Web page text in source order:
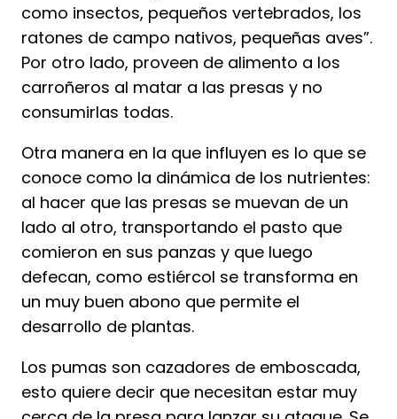
como insectos, pequeños vertebrados, los
ratones de campo nativos, pequeñas aves”.
Por otro lado, proveen de alimento a los
carroñeros al matar a las presas y no
consumirlas todas.
Otra manera en la que influyen es lo que se
conoce como la dinámica de los nutrientes:
al hacer que las presas se muevan de un
lado al otro, transportando el pasto que
comieron en sus panzas y que luego
defecan, como estiércol se transforma en
un muy buen abono que permite el
desarrollo de plantas.
Los pumas son cazadores de emboscada,
esto quiere decir que necesitan estar muy